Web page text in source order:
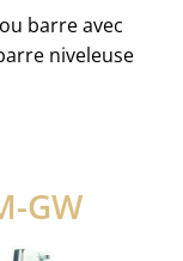
barre avec
niveleuse
GW